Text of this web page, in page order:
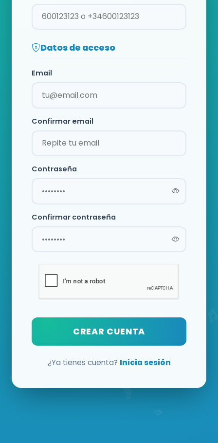
Datos de acceso
Email
Confirmar email
Contraseña
Confirmar contraseña
CREAR CUENTA
¿Ya tienes cuenta? Inicia sesión